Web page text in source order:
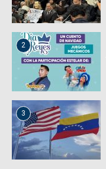
2
3